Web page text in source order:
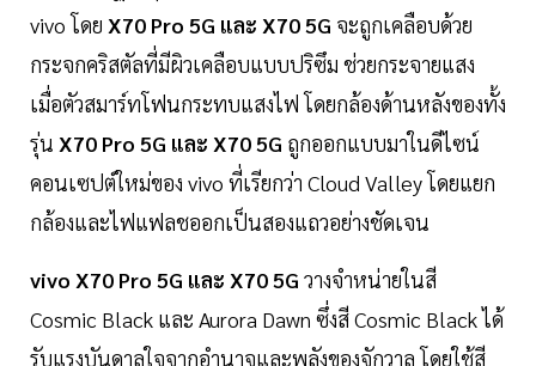
vivo โดย X70 Pro 5G และ X70 5G จะถูกเคลือบด้วย
กระจกคริสตัลที่มีผิวเคลือบแบบปริซึม ช่วยกระจายแสง
เมื่อตัวสมาร์ทโฟนกระทบแสงไฟ โดยกล้องด้านหลังของทั้ง
รุ่น X70 Pro 5G และ X70 5G ถูกออกแบบมาในดีไซน์
คอนเซปต์ใหม่ของ vivo ที่เรียกว่า Cloud Valley โดยแยก
กล้องและไฟแฟลชออกเป็นสองแถวอย่างชัดเจน
vivo X70 Pro 5G และ X70 5G วางจำหน่ายในสี
Cosmic Black และ Aurora Dawn ซึ่งสี Cosmic Black ได้
รับแรงบันดาลใจจากอำนาจและพลังของจักวาล โดยใช้สี